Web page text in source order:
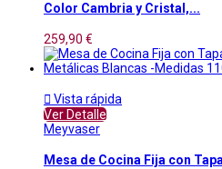
Color Cambria y Cristal,...
259,90 €
 Vista rápida
Ver Detalle
Meyvaser
Mesa de Cocina Fija con